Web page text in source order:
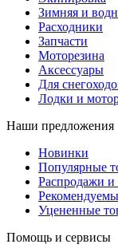
Зимняя и
Расходники
Запчасти
Моторезина
Аксессуары
Для
Лодки и
Наши предложения
Новинки
Популярные
Распродажи и
Уцененные
Помощь и сервисы